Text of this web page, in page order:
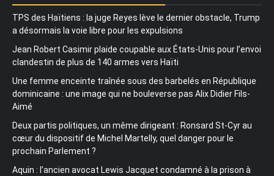
TPS des Haïtiens : la juge Reyes lève le dernier obstacle, Trump
a désormais la voie libre pour les expulsions
Jean Robert Casimir plaide coupable aux États-Unis pour l’envoi
clandestin de plus de 140 armes vers Haïti
Une femme enceinte traînée sous des barbelés en République
dominicaine : une image qui ne bouleverse pas Alix Didier Fils-
Aimé
Deux partis politiques, un même dirigeant : Ronsard St-Cyr au
cœur du dispositif de Michel Martelly, quel danger pour le
prochain Parlement ?
Aquin : l’ancien avocat Lewis Jacquet condamné à la prison à